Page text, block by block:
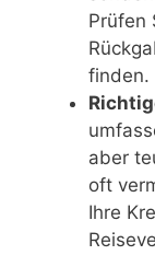
Prüfen
finden.
aber
oft
Ihre